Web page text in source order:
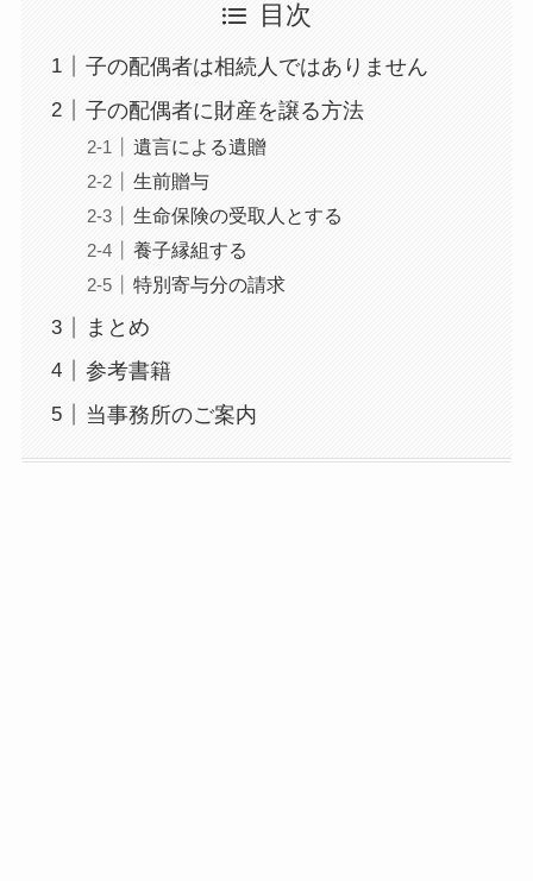
目次
子の配偶者は相続人ではありません
子の配偶者に財産を譲る方法
遺言による遺贈
生前贈与
生命保険の受取人とする
養子縁組する
特別寄与分の請求
まとめ
参考書籍
当事務所のご案内